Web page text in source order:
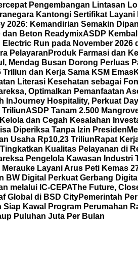
Pengembangan Lintasan
Kantongi Sertifikat Layani
2026: Kemandirian Semakin
dan Beton ReadymixASDP
Electric Run pada November 2026
Pelayaran Produk Farmasi dan
Mendag Busan Dorong Perluas
dan Kerja Sama KSM Emas
Literasi Kesehatan sebagai
Optimalkan Pemanfaatan
InJourney Hospitality, Perkuat
TriliunASDP Tanam 2.500
dan Cegah Kesalahan
Diperiksa Tanpa Izin Presiden
Usaha Rp10,23 Triliun Rapat
Kualitas Pelayanan di
Pengelola Kawasan Industri
Layani Arus Peti Kemas
BW Digital Perkuat Gerbang
melalui IC-CEPAThe Future,
Global di BSD CityPemerintah
Kawal Program Perumahan
Puluhan Juta Per Bulan